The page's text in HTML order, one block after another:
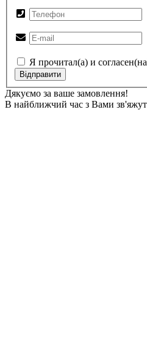
Я прочитал(а) и
Відправити
Дякуємо за ваше замовлення!
В найближчий час з Вами